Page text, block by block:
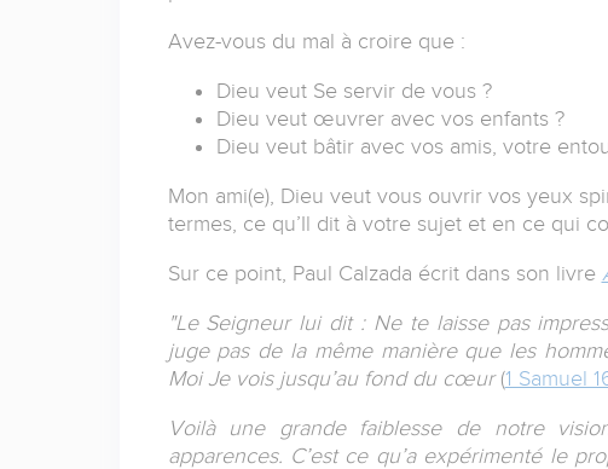
Avez-vous du mal à croire que :
Dieu veut Se servir de vous ?
Dieu veut œuvrer avec vos enfants ?
Dieu veut bâtir avec vos amis, votre
Mon ami(e), Dieu veut vous ouvrir vos yeux
termes, ce qu’Il dit à votre sujet et en ce qui
Sur ce point, Paul Calzada écrit dans son livre
"Le Seigneur lui dit : Ne te laisse pas
juge pas de la même manière que les
Moi Je vois jusqu’au fond du cœur(1 Samuel
Voilà une grande faiblesse de notre
apparences. C’est ce qu’a expérimenté le